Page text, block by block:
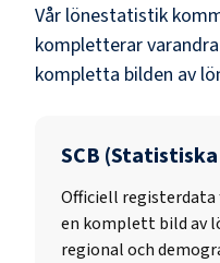
Vår lönestatistik
kompletterar
kompletta bilden av
SCB
Officiell registerdata
en komplett bild av
regional och